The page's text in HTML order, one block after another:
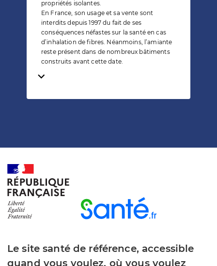
propriétés isolantes.
En France, son usage et sa vente sont
interdits depuis 1997 du fait de ses
conséquences néfastes sur la santé en cas
d’inhalation de fibres. Néanmoins, l’amiante
reste présent dans de nombreux bâtiments
construits avant cette date.
Temps de lecture
Le site santé de référence, accessible
quand vous voulez, où vous voulez